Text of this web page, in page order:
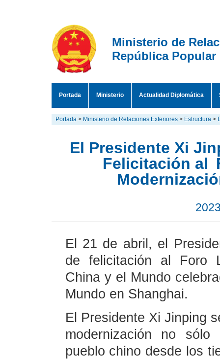
Ministerio de
República Popular
Portada Ministerio Actualidad Diplomática
Portada > Ministerio de Relaciones Exteriores > Estructura >
El Presidente Xi
Felicitación al
El 21 de abril, el
de felicitación al Foro
China y el Mundo
Mundo en Shanghai.
El Presidente Xi Jinping
modernización no
pueblo chino desde los